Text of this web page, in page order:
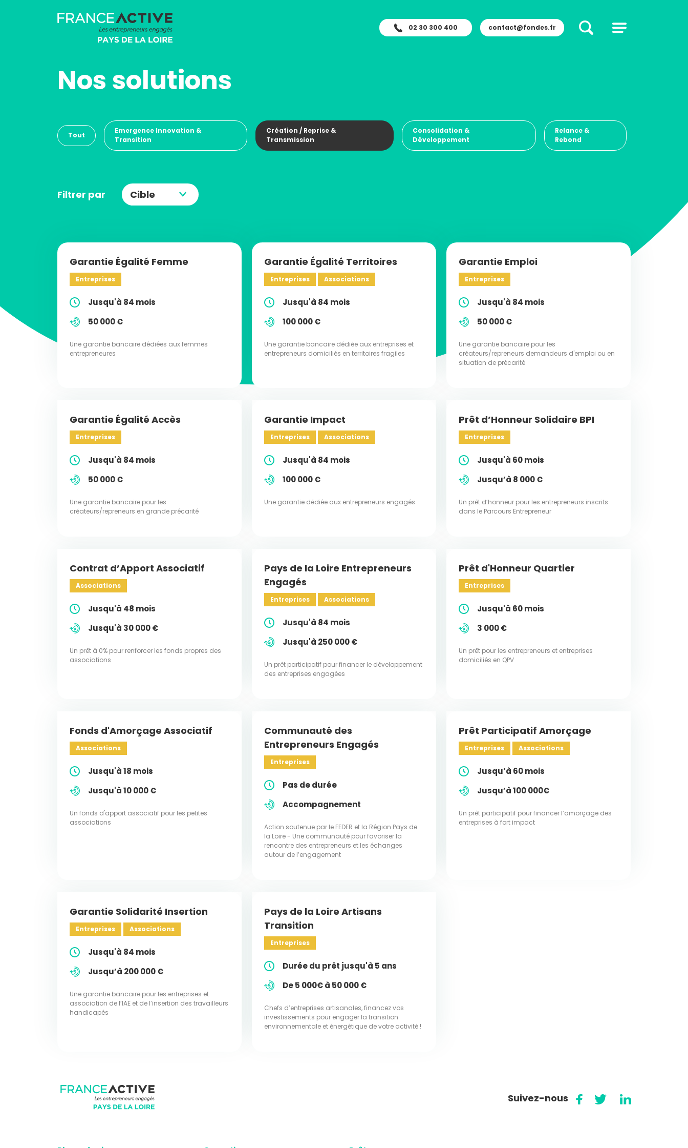
02 30 300 400 contact@fondes.fr
Nos solutions
Tout
Emergence Innovation &
Transition
Création / Reprise &
Transmission
Consolidation &
Développement
Relance &
Rebond
Filtrer par Cible
Garantie Égalité Femme
Entreprises
Jusqu'à 84 mois
50 000 €
Une garantie bancaire dédiées aux femmes
entrepreneures
Garantie Égalité Territoires
Entreprises Associations
Jusqu'à 84 mois
100 000 €
Une garantie bancaire dédiée aux entreprises et
entrepreneurs domiciliés en territoires fragiles
Garantie Emploi
Entreprises
Jusqu'à 84 mois
50 000 €
Une garantie bancaire pour les
créateurs/repreneurs demandeurs d'emploi ou en
situation de précarité
Garantie Égalité Accès
Entreprises
Jusqu'à 84 mois
50 000 €
Une garantie bancaire pour les
créateurs/repreneurs en grande précarité
Garantie Impact
Entreprises Associations
Jusqu'à 84 mois
100 000 €
Une garantie dédiée aux entrepreneurs engagés
Prêt d’Honneur Solidaire BPI
Entreprises
Jusqu'à 60 mois
Jusqu’à 8 000 €
Un prêt d’honneur pour les entrepreneurs inscrits
dans le Parcours Entrepreneur
Contrat d’Apport Associatif
Associations
Jusqu'à 48 mois
Jusqu'à 30 000 €
Un prêt à 0% pour renforcer les fonds propres des
associations
Pays de la Loire Entrepreneurs
Engagés
Entreprises Associations
Jusqu'à 84 mois
Jusqu'à 250 000 €
Un prêt participatif pour financer le développement
des entreprises engagées
Prêt d'Honneur Quartier
Entreprises
Jusqu'à 60 mois
3 000 €
Un prêt pour les entrepreneurs et entreprises
domiciliés en QPV
Fonds d'Amorçage Associatif
Associations
Jusqu'à 18 mois
Jusqu'à 10 000 €
Un fonds d'apport associatif pour les petites
associations
Communauté des
Entrepreneurs Engagés
Entreprises
Pas de durée
Accompagnement
Action soutenue par le FEDER et la Région Pays de
la Loire - Une communauté pour favoriser la
rencontre des entrepreneurs et les échanges
autour de l’engagement
Prêt Participatif Amorçage
Entreprises Associations
Jusqu’à 60 mois
Jusqu’à 100 000€
Un prêt participatif pour financer l’amorçage des
entreprises à fort impact
Garantie Solidarité Insertion
Entreprises Associations
Jusqu'à 84 mois
Jusqu’à 200 000 €
Une garantie bancaire pour les entreprises et
association de l’IAE et de l’insertion des travailleurs
handicapés
Pays de la Loire Artisans
Transition
Entreprises
Durée du prêt jusqu'à 5 ans
De 5 000€ à 50 000 €
Chefs d’entreprises artisanales, financez vos
investissements pour engager la transition
environnementale et énergétique de votre activité !
Suivez-nous